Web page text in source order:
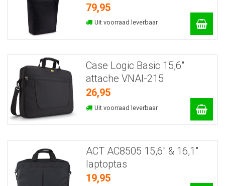
79,95
Uit voorraad leverbaar
Case Logic Basic 15,6"
attache VNAI-215
26,95
Uit voorraad leverbaar
ACT AC8505 15,6" & 16,1"
laptoptas
19,95